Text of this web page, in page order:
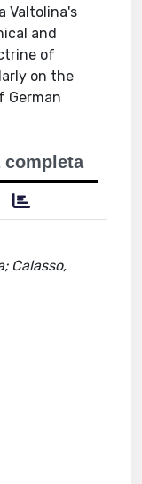
Valtolina's
and
of
on the
German
completa
Calasso,